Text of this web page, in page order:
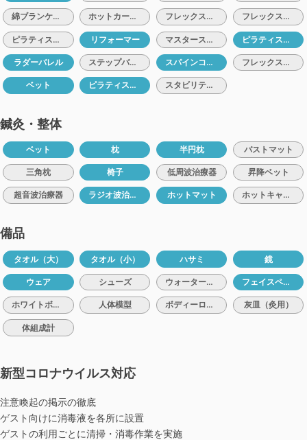
綿ブランケット ホットカーペット フレックスバレル フレックスクッション
ピラティスリング リフォーマー マスターストレッチ ピラティスマシン：チェアー
ラダーバレル ステップバレル スパインコレクター フレックスバンド
ベット ピラティスボール スタビリティクッション
鍼灸・整体
ベット 枕 半円枕 バストマット
三角枕 椅子 低周波治療器 昇降ベット
超音波治療器 ラジオ波治療器 ホットマット ホットキャビン
備品
タオル（大） タオル（小） ハサミ 鏡
ウェア シューズ ウォーターサーバー フェイスペーパー
ホワイトボード 人体模型 ボディーローション 灰皿（灸用）
体組成計
新型コロナウイルス対応
注意喚起の掲示の徹底
ゲスト向けに消毒液を各所に設置
ゲストの利用ごとに清掃・消毒作業を実施